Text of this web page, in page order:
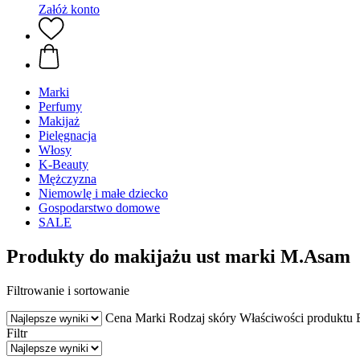
Załóż konto
Marki
Perfumy
Makijaż
Pielęgnacja
Włosy
K-Beauty
Mężczyzna
Niemowlę i małe dziecko
Gospodarstwo domowe
SALE
Produkty do makijażu ust marki M.Asam
Filtrowanie i sortowanie
Cena Marki Rodzaj skóry Właściwości produktu
Filtr